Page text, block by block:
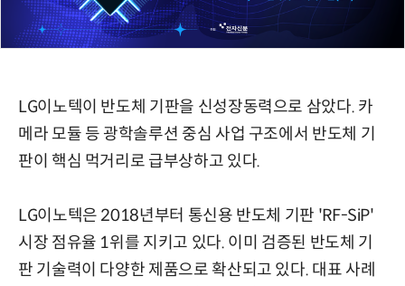
LG이노텍이 반도체 기판을 신성장동력으로 삼았다. 카
메라 모듈 등 광학솔루션 중심 사업 구조에서 반도체 기
판이 핵심 먹거리로 급부상하고 있다.
LG이노텍은 2018년부터 통신용 반도체 기판 'RF-SiP'
시장 점유율 1위를 지키고 있다. 이미 검증된 반도체 기
판 기술력이 다양한 제품으로 확산되고 있다. 대표 사례